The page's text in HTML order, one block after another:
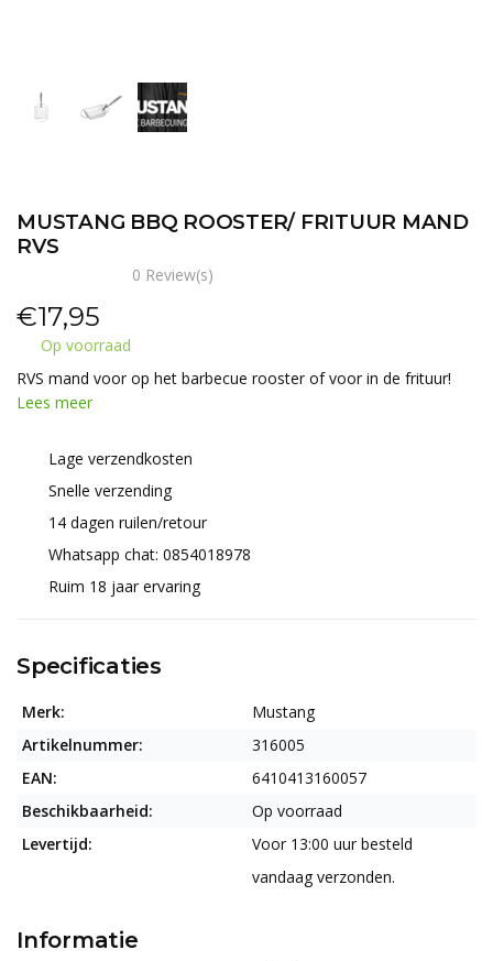
MUSTANG BBQ ROOSTER/ FRITUUR MAND
RVS
0 Review(s)
€17,95
Op voorraad
RVS mand voor op het barbecue rooster of voor in de frituur!
Lees meer
Lage verzendkosten
Snelle verzending
14 dagen ruilen/retour
Whatsapp chat: 0854018978
Ruim 18 jaar ervaring
Specificaties
Merk:
Mustang
Artikelnummer:
316005
EAN:
6410413160057
Beschikbaarheid:
Op voorraad
Levertijd:
Voor 13:00 uur besteld
vandaag verzonden.
Informatie